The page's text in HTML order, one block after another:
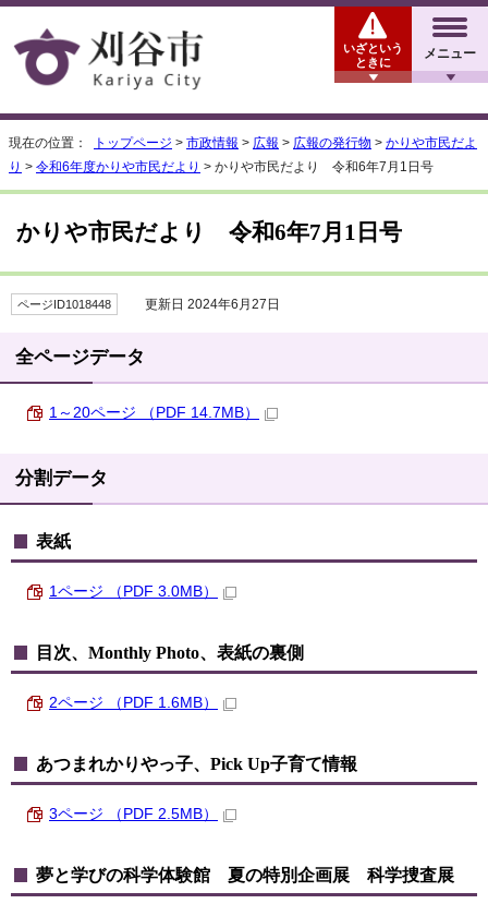
メニュー
いざという
ときに
現在の位置： トップページ > 市政情報 > 広報 > 広報の発行物 > かりや市民だよ
り > 令和6年度かりや市民だより > かりや市民だより 令和6年7月1日号
かりや市民だより 令和6年7月1日号
ページID1018448 更新日 2024年6月27日
全ページデータ
1～20ページ （PDF 14.7MB）
分割データ
表紙
1ページ （PDF 3.0MB）
目次、Monthly Photo、表紙の裏側
2ページ （PDF 1.6MB）
あつまれかりやっ子、Pick Up子育て情報
3ページ （PDF 2.5MB）
夢と学びの科学体験館 夏の特別企画展 科学捜査展